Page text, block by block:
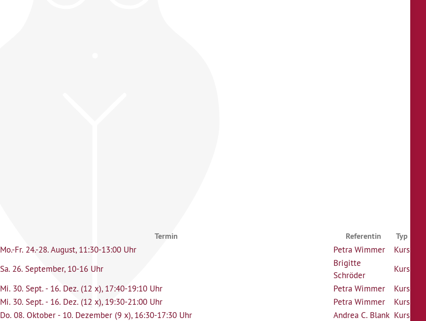
Termin Referentin Typ
Mo.-Fr. 24.-28. August, 11:30-13:00 Uhr Petra Wimmer
Kurs
Sa. 26. September, 10-16 Uhr
Brigitte
Schröder
Kurs
Mi. 30. Sept. - 16. Dez. (12 x), 17:40-19:10 Uhr Petra Wimmer
Kurs
Mi. 30. Sept. - 16. Dez. (12 x), 19:30-21:00 Uhr Petra Wimmer
Kurs
Do. 08. Oktober - 10. Dezember (9 x), 16:30-17:30 Uhr Andrea C. Blank Kurs